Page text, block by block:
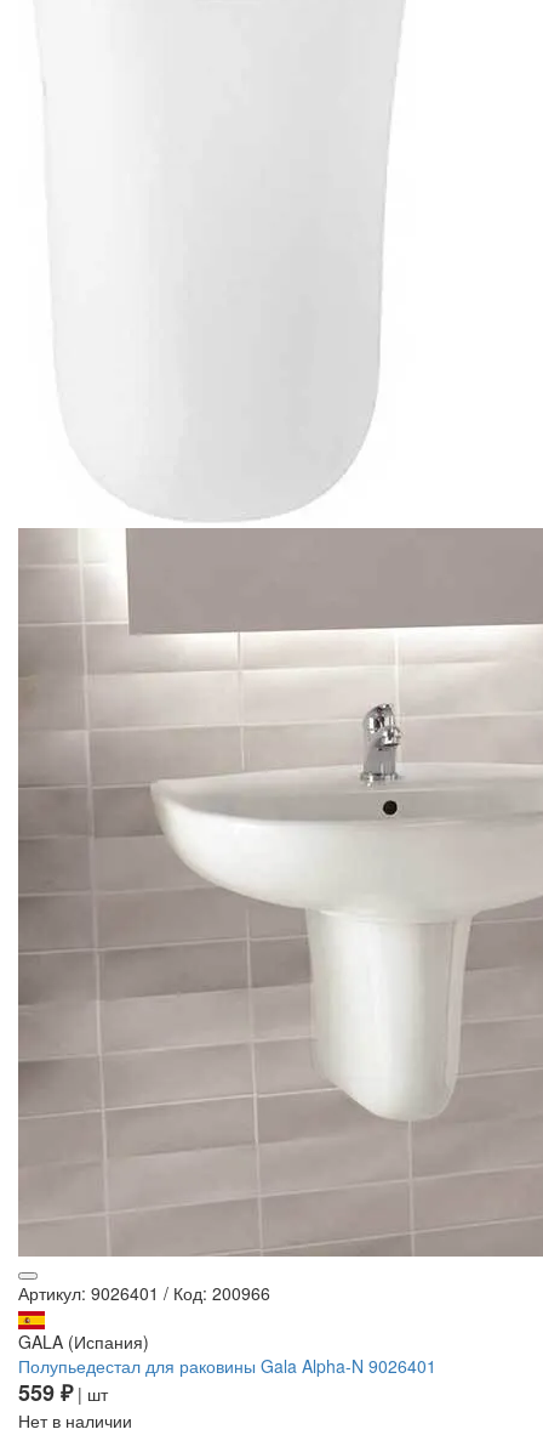
Артикул: 9026401 / Код: 200966
GALA (Испания)
Полупьедестал для раковины Gala Alpha-N 9026401
559 ₽| шт
Нет в наличии